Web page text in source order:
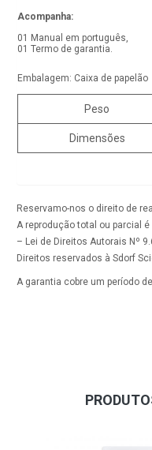
Acompanha:
01 Manual em português,
01 Termo de garantia.
Embalagem: Caixa de papelão
Peso
Dimensões
Reservamo-nos o direito de
A reprodução total ou parcial
– Lei de Direitos Autorais Nº
Direitos reservados à Sdorf
A garantia cobre um período